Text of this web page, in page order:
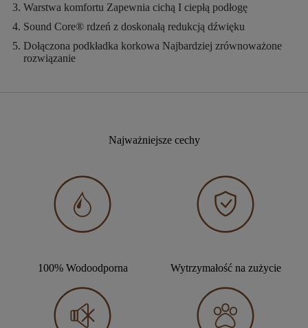
Warstwa komfortu Zapewnia cichą I ciepłą podłogę
Sound Core® rdzeń z doskonałą redukcją dźwięku
Dołączona podkładka korkowa Najbardziej zrównoważone
rozwiązanie
Najważniejsze cechy
100% Wodoodporna Wytrzymałość na zużycie